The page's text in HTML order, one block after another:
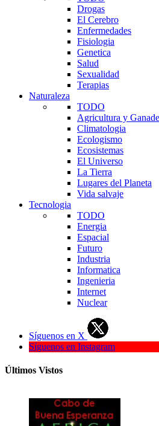
Drogas
El Cerebro
Enfermedades
Fisiologia
Genetica
Salud
Sexualidad
Terapias
Naturaleza
TODO
Agricultura y
Climatologia
Ecologismo
Ecosistemas
El Universo
La Tierra
Lugares del Planeta
Vida salvaje
Tecnologia
TODO
Energia
Espacial
Futuro
Industria
Informatica
Ingenieria
Internet
Nuclear
Síguenos en X
Síguenos en Instagram
Últimos Vistos